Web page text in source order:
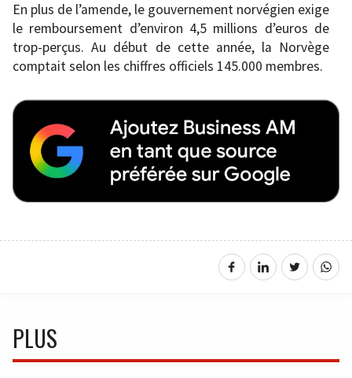
En plus de l’amende, le gouvernement norvégien exige
le remboursement d’environ 4,5 millions d’euros de
trop-perçus. Au début de cette année, la Norvège
comptait selon les chiffres officiels 145.000 membres.
PLUS